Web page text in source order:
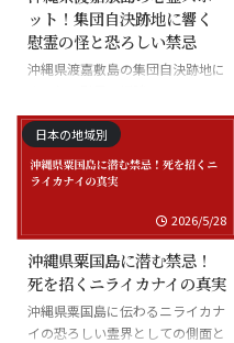
ット！集団自決跡地に響く
慰霊の怪と恐ろしい禁忌
沖縄県渡嘉敷島の集団自決跡地に
日本の地域別
2026/5/28
沖縄県粟国島に潜む禁忌！
死を招くニライカナイの真実
沖縄県粟国島に伝わるニライカナ
イの恐ろしい霊界としての側面と